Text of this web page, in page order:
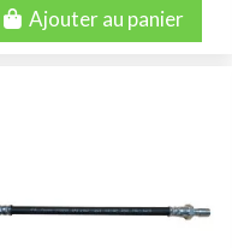
Ajouter au panier